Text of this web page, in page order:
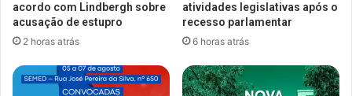
acordo com Lindbergh sobre
acusação de estupro
2 horas atrás
atividades legislativas após o
recesso parlamentar
6 horas atrás